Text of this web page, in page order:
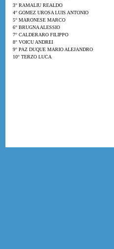
3° RAMALIU REALDO
4° GOMEZ UROSA LUIS ANTONIO
5° MARONESE MARCO
6° BRUGNA ALESSIO
7° CALDERARO FILIPPO
8° VOICU ANDREI
9° PAZ DUQUE MARIO ALEJANDRO
10° TERZO LUCA